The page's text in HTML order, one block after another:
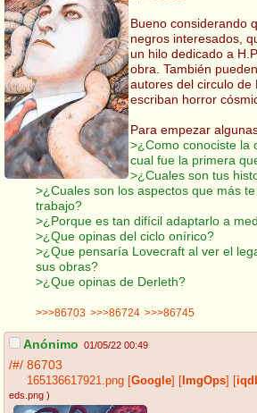
Bueno considerando
negros interesados,
un hilo dedicado a
obra. También
autores del circulo de
escriban horror
Para empezar
>¿Como conociste la
cual fue la primera
>¿Cuales son tus
>¿Cuales son los aspectos que más
trabajo?
>¿Porque es tan difícil adaptarlo a
>¿Que opinas del ciclo onírico?
>¿Que pensaría Lovecraft al ver el
sus obras?
>¿Que opinas de Derleth?
>>>86703 >>>86724 >>>86745
Anónimo 01/05/22 00:49
/#/ 86703
165136617921.png Google ImgOps
eds.png )